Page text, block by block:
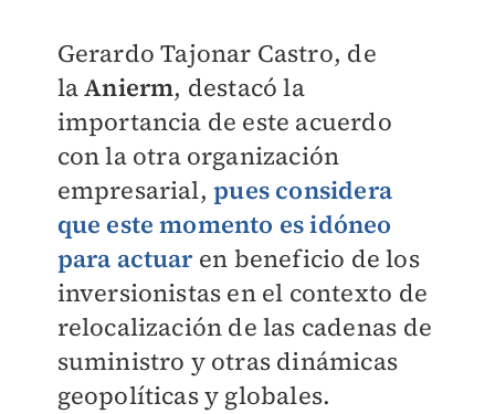
Gerardo Tajonar Castro, de
laAnierm, destacó la
importancia de este acuerdo
con la otra organización
empresarial,pues considera
que este momento es idóneo
para actuaren beneficio de los
inversionistas en el contexto de
relocalización de las cadenas de
suministro y otras dinámicas
geopolíticas y globales.